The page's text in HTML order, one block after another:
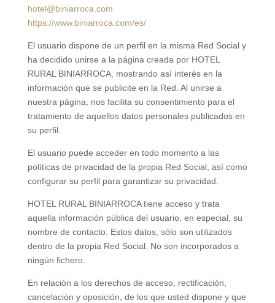
hotel@biniarroca.com
https://www.biniarroca.com/es/
El usuario dispone de un perfil en la misma Red Social y
ha decidido unirse a la página creada por HOTEL
RURAL BINIARROCA, mostrando así interés en la
información que se publicite en la Red. Al unirse a
nuestra página, nos facilita su consentimiento para el
tratamiento de aquellos datos personales publicados en
su perfil.
El usuario puede acceder en todo momento a las
políticas de privacidad de la propia Red Social, así como
configurar su perfil para garantizar su privacidad.
HOTEL RURAL BINIARROCA tiene acceso y trata
aquella información pública del usuario, en especial, su
nombre de contacto. Estos datos, sólo son utilizados
dentro de la propia Red Social. No son incorporados a
ningún fichero.
En relación a los derechos de acceso, rectificación,
cancelación y oposición, de los que usted dispone y que